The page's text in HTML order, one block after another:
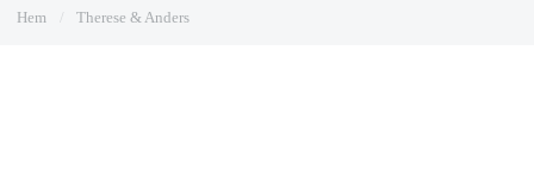
Hem Therese & Anders